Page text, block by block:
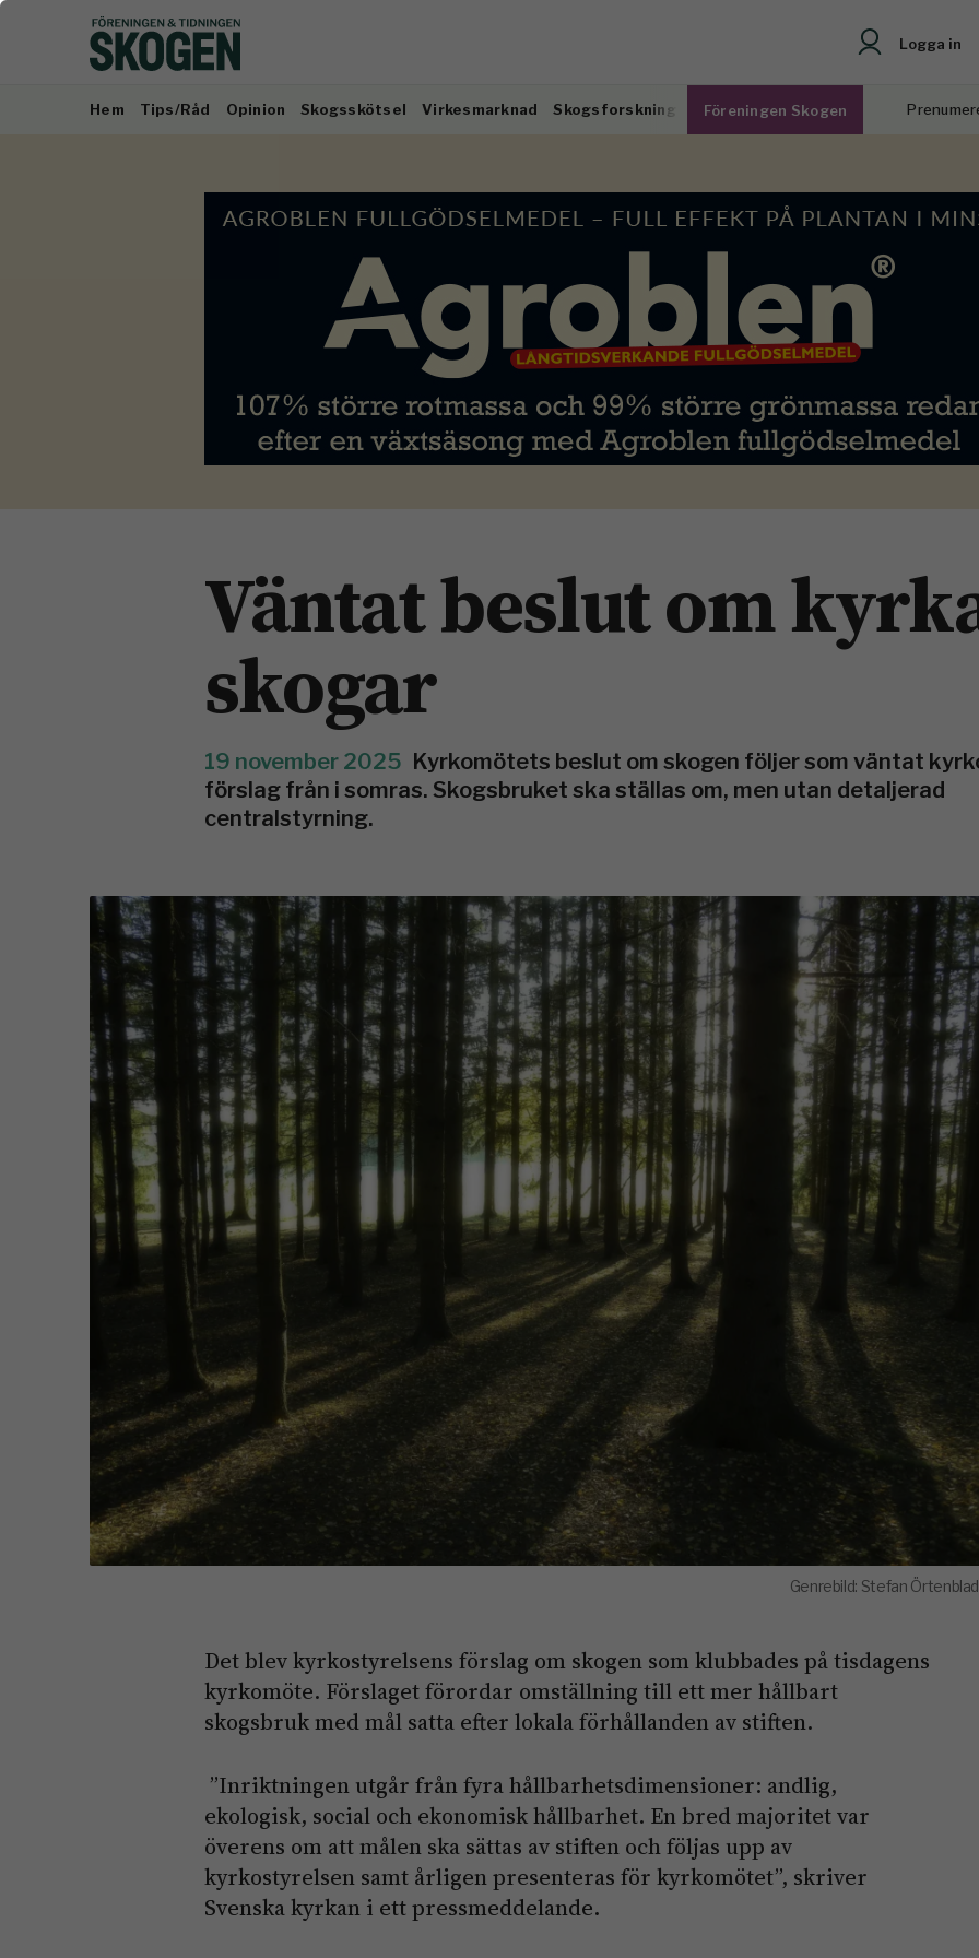
Logga in
Hem Tips/Råd Opinion Skogsskötsel Virkesmarknad Skogsforskning Föreningen Skogen
Väntat beslut om
skogar
19 november 2025 Kyrkomötets beslut om skogen följer som väntat
förslag från i somras. Skogsbruket ska ställas om, men utan detaljerad
centralstyrning.
Genrebild: Stefan
Det blev kyrkostyrelsens förslag om skogen som klubbades på tisdagens
kyrkomöte. Förslaget förordar omställning till ett mer hållbart
skogsbruk med mål satta efter lokala förhållanden av stiften.
”Inriktningen utgår från fyra hållbarhetsdimensioner: andlig,
ekologisk, social och ekonomisk hållbarhet. En bred majoritet var
överens om att målen ska sättas av stiften och följas upp av
kyrkostyrelsen samt årligen presenteras för kyrkomötet”, skriver
Svenska kyrkan i ett pressmeddelande.